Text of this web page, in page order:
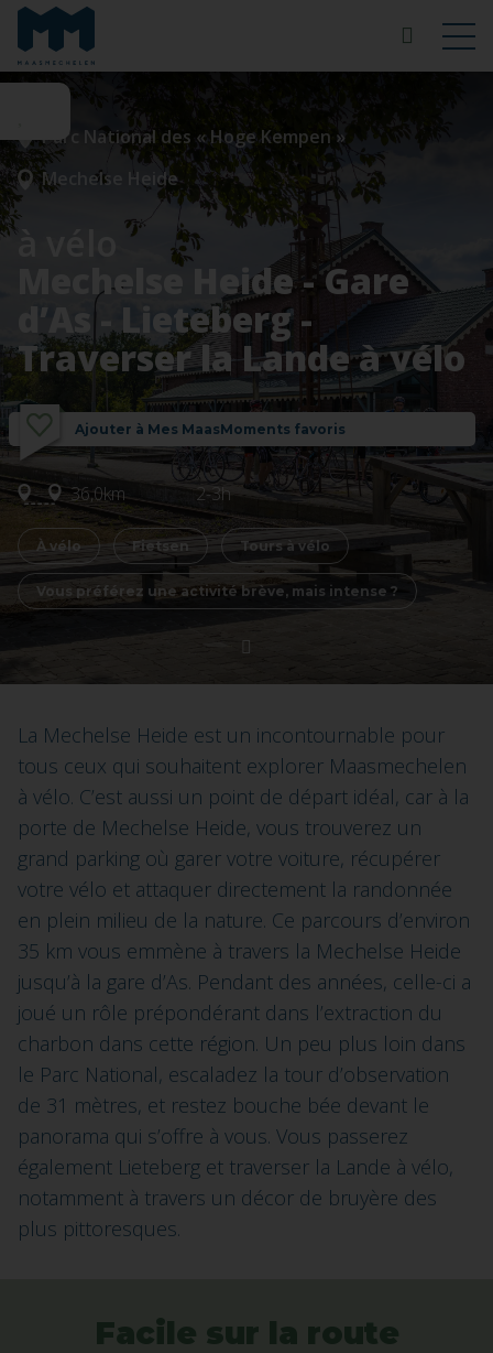
Parc National des « Hoge Kempen »
Mechelse Heide
Mechelse Heide - Gare
d’As - Lieteberg -
Traverser la Lande à vélo
Ajouter à Mes MaasMoments favoris
36,0km 2-3h
À vélo Fietsen Tours à vélo
Vous préférez une activité brève, mais intense ?
La Mechelse Heide est un incontournable pour
tous ceux qui souhaitent explorer Maasmechelen
à vélo. C’est aussi un point de départ idéal, car à la
porte de Mechelse Heide, vous trouverez un
grand parking où garer votre voiture, récupérer
votre vélo et attaquer directement la randonnée
en plein milieu de la nature. Ce parcours d’environ
35 km vous emmène à travers la Mechelse Heide
jusqu’à la gare d’As. Pendant des années, celle-ci a
joué un rôle prépondérant dans l’extraction du
charbon dans cette région. Un peu plus loin dans
le Parc National, escaladez la tour d’observation
de 31 mètres, et restez bouche bée devant le
panorama qui s’offre à vous. Vous passerez
également Lieteberg et traverser la Lande à vélo,
notamment à travers un décor de bruyère des
plus pittoresques.
Facile sur la route